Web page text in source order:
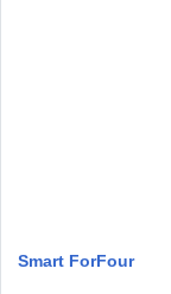
Smart ForFour